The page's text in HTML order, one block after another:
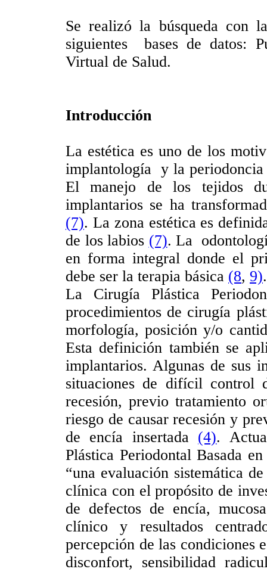
Se realizó la búsqueda con
siguientes bases de datos:
Virtual de Salud.
Introducción
La estética es uno de los
implantología y la
El manejo de los tejidos
implantarios se ha
(7). La zona estética es
de los labios (7). La
en forma integral donde el
debe ser la terapia básica (8, 9).
La Cirugía Plástica
procedimientos de cirugía
morfología, posición y/o
Esta definición también se
implantarios. Algunas de sus
situaciones de difícil control
recesión, previo tratamiento
riesgo de causar recesión y
de encía insertada (4).
Plástica Periodontal Basada
“una evaluación sistemática
clínica con el propósito de
de defectos de encía,
clínico y resultados
percepción de las condiciones
disconfort, sensibilidad